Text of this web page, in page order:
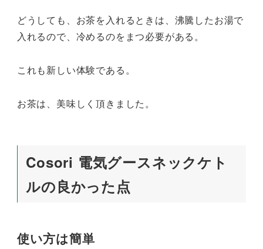
どうしても、お茶を入れるときは、沸騰したお湯で
入れるので、冷めるのをまつ必要がある。
これも新しい体験である。
お茶は、美味しく頂きました。
Cosori 電気グースネックケト
ルの良かった点
使い方は簡単